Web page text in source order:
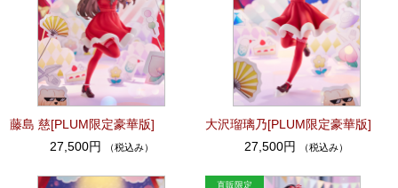
藤島 慈[PLUM限定豪華版]
27,500円
（税込み）
大沢瑠璃乃[PLUM限定豪華版]
27,500円
（税込み）